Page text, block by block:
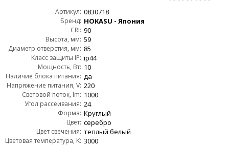
Артикул: 0830718
Бренд: HOKASU - Япония
CRI: 90
Высота, мм: 59
Диаметр отверстия, мм: 85
Класс защиты IP: ip44
Мощность, Вт: 10
Наличие блока питания: да
Напряжение питания, V: 220
Световой поток, lm: 1000
Угол рассеивания: 24
Форма: Круглый
Цвет: серебро
Цвет свечения: теплый белый
Цветовая температура, K: 3000